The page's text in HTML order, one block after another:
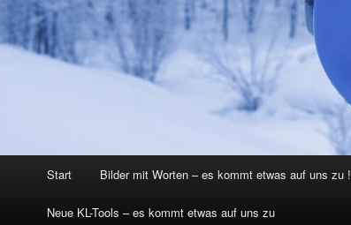
Start Bilder mit Worten – es kommt etwas auf uns zu !
Neue KL-Tools – es kommt etwas auf uns zu